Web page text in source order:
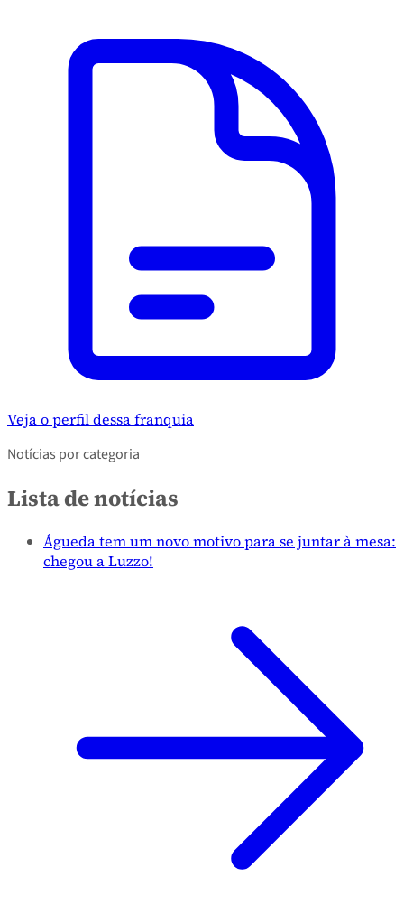
Veja o perfil dessa franquia
Notícias por categoria
Lista de notícias
Águeda tem um novo motivo para se juntar à mesa:
chegou a Luzzo!